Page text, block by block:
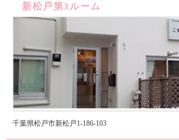
新松戸第3ルーム
千葉県松戸市新松戸1-186-103